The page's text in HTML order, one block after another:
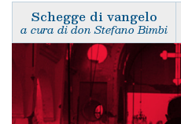
Schegge di vangelo
a cura di don Stefano Bimbi